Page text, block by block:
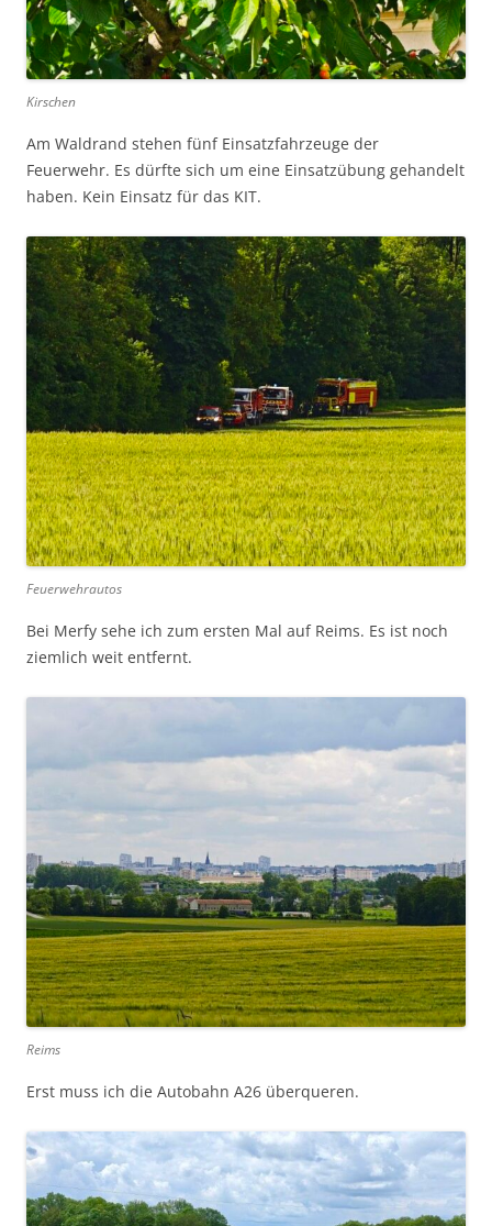
Kirschen
Am Waldrand stehen fünf Einsatzfahrzeuge der
Feuerwehr. Es dürfte sich um eine Einsatzübung gehandelt
haben. Kein Einsatz für das KIT.
Feuerwehrautos
Bei Merfy sehe ich zum ersten Mal auf Reims. Es ist noch
ziemlich weit entfernt.
Reims
Erst muss ich die Autobahn A26 überqueren.